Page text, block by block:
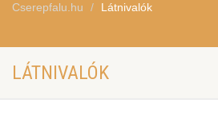
Cserepfalu.hu Látnivalók
LÁTNIVALÓK